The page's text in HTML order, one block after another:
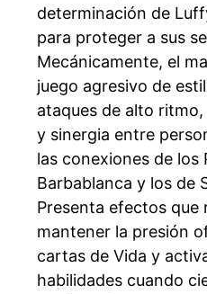
determinación de
para proteger a sus
Mecánicamente, el
juego agresivo de
ataques de alto
y sinergia entre
las conexiones de los
Barbablanca y los de
Presenta efectos que
mantener la presión
cartas de Vida y
habilidades cuando